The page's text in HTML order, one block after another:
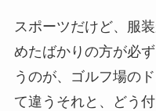
スポーツだけど、服
めたばかりの方が必
うのが、ゴルフ場の
て違うそれと、どう